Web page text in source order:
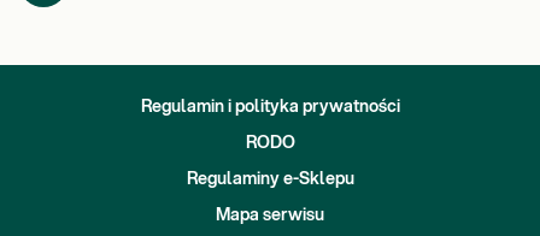
Regulamin i polityka prywatności
RODO
Regulaminy e-Sklepu
Mapa serwisu